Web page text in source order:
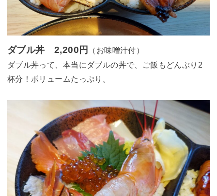
ダブル丼 2,200円
（お味噌汁付）
ダブル丼って、本当にダブルの丼で、ご飯もどんぶり2
杯分！ボリュームたっぷり。